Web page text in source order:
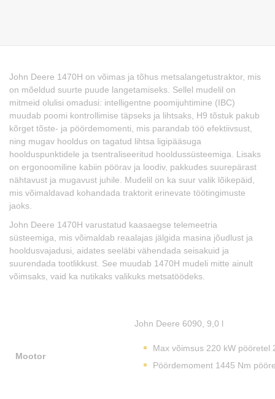
John Deere 1470H on võimas ja tõhus metsalangetustraktor, mis
on mõeldud suurte puude langetamiseks. Sellel mudelil on
mitmeid olulisi omadusi: intelligentne poomijuhtimine (IBC)
muudab poomi kontrollimise täpseks ja lihtsaks, H9 tõstuk pakub
kõrget tõste- ja pöördemomenti, mis parandab töö efektiivsust,
ning mugav hooldus on tagatud lihtsa ligipääsuga
hoolduspunktidele ja tsentraliseeritud hooldussüsteemiga. Lisaks
on ergonoomiline kabiin pöörav ja loodiv, pakkudes suurepärast
nähtavust ja mugavust juhile. Mudelil on ka suur valik lõikepäid,
mis võimaldavad kohandada traktorit erinevate töötingimuste
jaoks.
John Deere 1470H varustatud kaasaegse telemeetria
süsteemiga, mis võimaldab reaalajas jälgida masina jõudlust ja
hooldusvajadusi, aidates seeläbi vähendada seisakuid ja
suurendada tootlikkust. See muudab 1470H mudeli mitte ainult
võimsaks, vaid ka nutikaks valikuks metsatöödeks.
Mootor
John Deere 6090, 9,0 l
Max võimsus 220 kW pööretel
Pöördemoment 1445 Nm